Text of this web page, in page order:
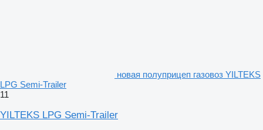
новая полуприцеп газовоз YILTEKS
LPG Semi-Trailer
11
YILTEKS LPG Semi-Trailer